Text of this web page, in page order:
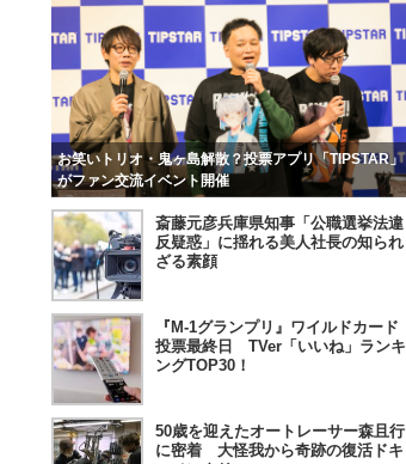
お笑いトリオ・鬼ヶ島解散？投票アプリ「TIPSTAR」
がファン交流イベント開催
斎藤元彦兵庫県知事「公職選挙法違
反疑惑」に揺れる美人社長の知られ
ざる素顔
『M-1グランプリ』ワイルドカード
投票最終日 TVer「いいね」ランキ
ングTOP30！
50歳を迎えたオートレーサー森且行
に密着 大怪我から奇跡の復活ドキ